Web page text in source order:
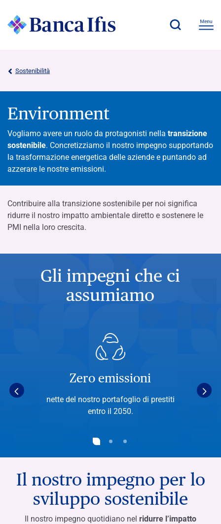
Sostenibilità
Environment
Vogliamo avere un ruolo da protagonisti nella transizione
sostenibile. Concretizziamo il nostro impegno supportando
la trasformazione energetica delle aziende e puntando ad
azzerare le nostre emissioni.
Contribuire alla transizione sostenibile per noi significa
ridurre il nostro impatto ambientale diretto e sostenere le
PMI nella loro crescita.
Gli impegni che ci
assumiamo
Zero emissioni
nette del nostro portafoglio di prestiti
entro il 2050.
Il nostro impegno per lo
sviluppo sostenibile
Il nostro impegno quotidiano nel ridurre l’impatto